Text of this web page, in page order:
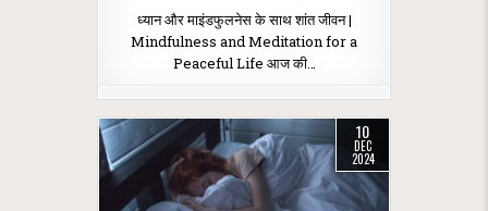
ध्यान और माइंडफुलनेस के साथ शांत जीवन |
Mindfulness and Meditation for a
Peaceful Life आज की…
10
DEC
2024